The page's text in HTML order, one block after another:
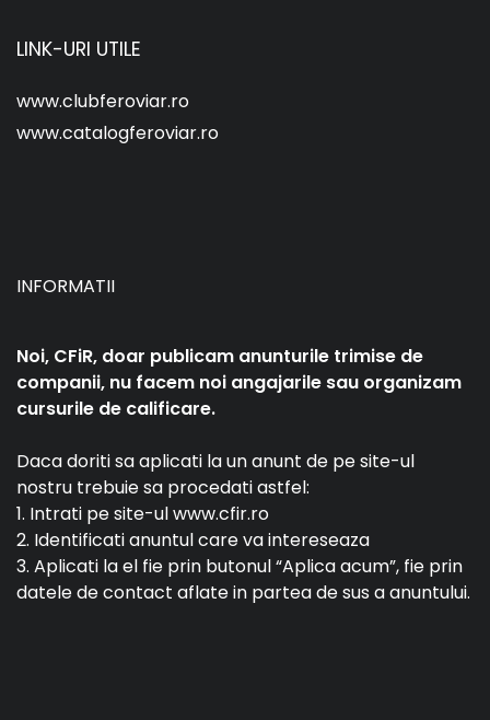
LINK-URI UTILE
www.clubferoviar.ro
www.catalogferoviar.ro
INFORMATII
Noi, CFiR, doar publicam anunturile trimise de
companii, nu facem noi angajarile sau organizam
cursurile de calificare.
Daca doriti sa aplicati la un anunt de pe site-ul
nostru trebuie sa procedati astfel:
1. Intrati pe site-ul www.cfir.ro
2. Identificati anuntul care va intereseaza
3. Aplicati la el fie prin butonul “Aplica acum”, fie prin
datele de contact aflate in partea de sus a anuntului.